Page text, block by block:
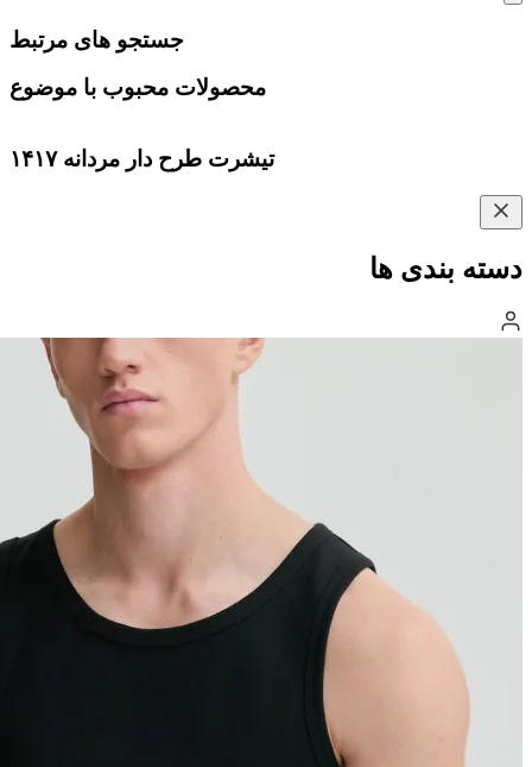
جستجو های مرتبط
محصولات محبوب با موضوع
تیشرت طرح دار مردانه ۱۴۱۷
دسته بندی ها